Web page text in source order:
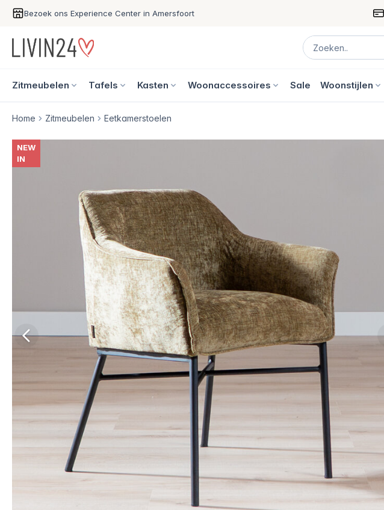
Bezoek ons Experience Center in Amersfoort
Zitmeubelen Tafels Kasten Woonaccessoires Sale Woonstijlen
Home Zitmeubelen Eetkamerstoelen
NEW
IN